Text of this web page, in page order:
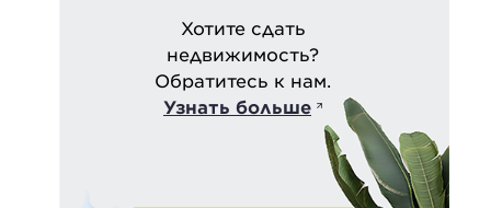
Хотите сдать
недвижимость?
Обратитесь к нам.
Узнать больше